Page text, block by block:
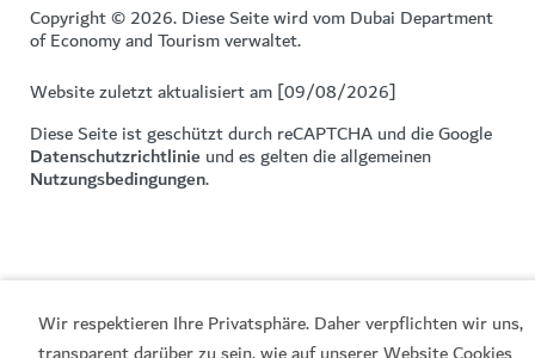
Wir respektieren Ihre Privatsphäre. Daher verpflichten wir uns,
Copyright © 2026. Diese Seite wird vom Dubai Department
of Economy and Tourism verwaltet.
Website zuletzt aktualisiert am [09/08/2026]
Diese Seite ist geschützt durch reCAPTCHA und die Google
Datenschutzrichtlinie und es gelten die allgemeinen
Nutzungsbedingungen.